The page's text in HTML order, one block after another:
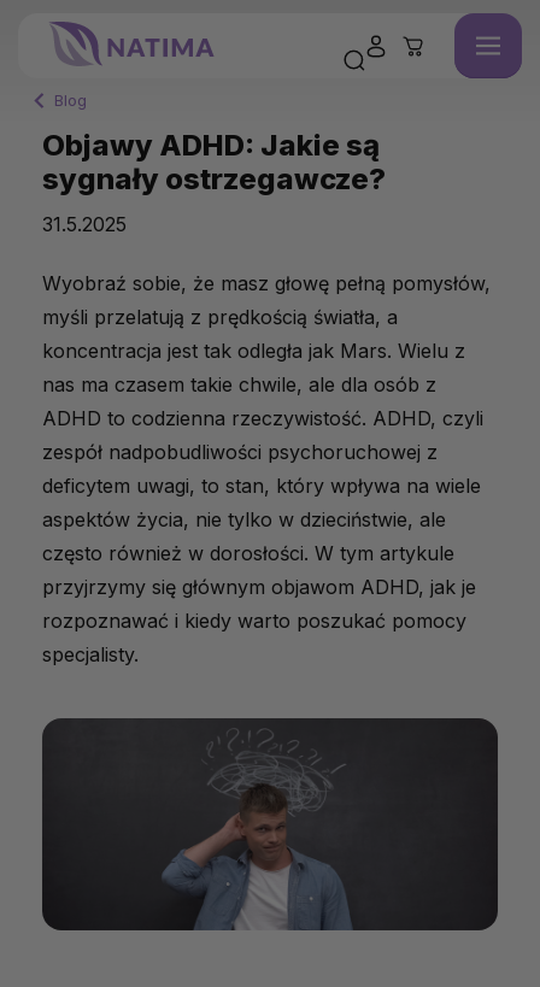
Blog
Objawy ADHD: Jakie są
sygnały ostrzegawcze?
31.5.2025
Wyobraź sobie, że masz głowę pełną pomysłów,
myśli przelatują z prędkością światła, a
koncentracja jest tak odległa jak Mars. Wielu z
nas ma czasem takie chwile, ale dla osób z
ADHD to codzienna rzeczywistość. ADHD, czyli
zespół nadpobudliwości psychoruchowej z
deficytem uwagi, to stan, który wpływa na wiele
aspektów życia, nie tylko w dzieciństwie, ale
często również w dorosłości. W tym artykule
przyjrzymy się głównym objawom ADHD, jak je
rozpoznawać i kiedy warto poszukać pomocy
specjalisty.